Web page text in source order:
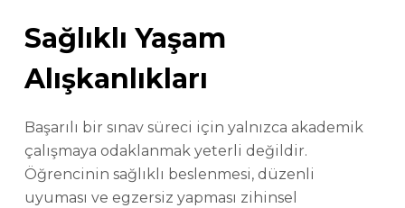
Sağlıklı Yaşam
Alışkanlıkları
Başarılı bir sınav süreci için yalnızca akademik
çalışmaya odaklanmak yeterli değildir.
Öğrencinin sağlıklı beslenmesi, düzenli
uyuması ve egzersiz yapması zihinsel